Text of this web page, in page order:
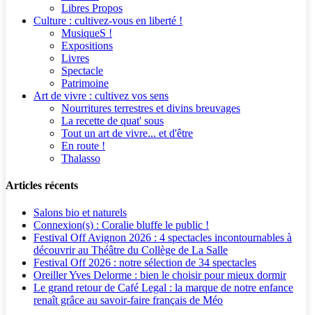
Libres Propos
Culture : cultivez-vous en liberté !
MusiqueS !
Expositions
Livres
Spectacle
Patrimoine
Art de vivre : cultivez vos sens
Nourritures terrestres et divins breuvages
La recette de quat' sous
Tout un art de vivre... et d'être
En route !
Thalasso
Articles récents
Salons bio et naturels
Connexion(s) : Coralie bluffe le public !
Festival Off Avignon 2026 : 4 spectacles incontournables à
découvrir au Théâtre du Collège de La Salle
Festival Off 2026 : notre sélection de 34 spectacles
Oreiller Yves Delorme : bien le choisir pour mieux dormir
Le grand retour de Café Legal : la marque de notre enfance
renaît grâce au savoir-faire français de Méo